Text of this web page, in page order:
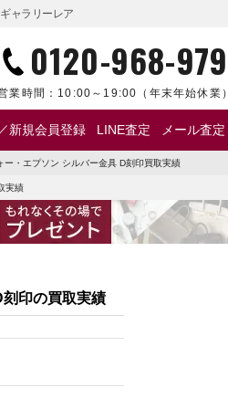
ャラリーレア
0120-968-979
業時間： 10:00～19:00 （年末年始休業）
新規会員登録 LINE査定 メール査定
・エプソン シルバー金具 D刻印買取実績
実績
印の買取実績